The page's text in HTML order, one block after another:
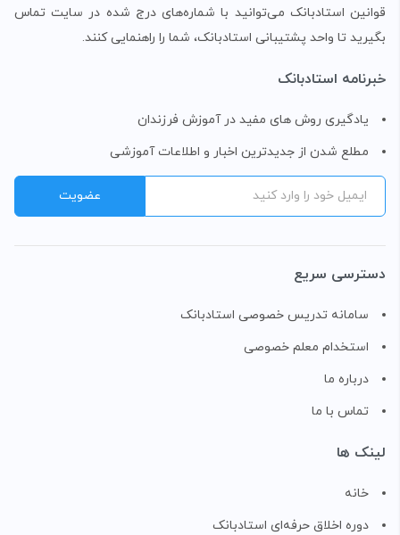
قوانین استادبانک می‌توانید با شماره‌های درج شده در سایت تماس
بگیرید تا واحد پشتیبانی استادبانک، شما را راهنمایی کنند.
خبرنامه استادبانک
یادگیری روش های مفید در آموزش فرزندان
مطلع شدن از جدیدترین اخبار و اطلاعات آموزشی
دسترسی سریع
سامانه تدریس خصوصی استادبانک
استخدام معلم خصوصی
درباره ما
تماس با ما
لینک ها
خانه
دوره اخلاق حرفه‌ای استادبانک